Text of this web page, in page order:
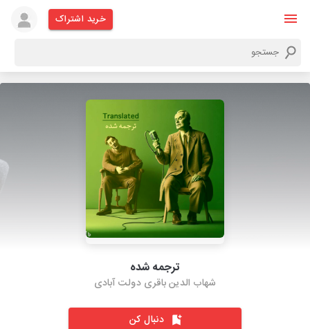
خرید اشتراک
ترجمه شده
شهاب الدین باقری دولت آبادی
دنبال کن